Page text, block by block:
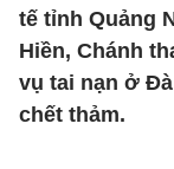
tế tỉnh Quảng
Hiền, Chánh
vụ tai nạn ở
chết thảm.